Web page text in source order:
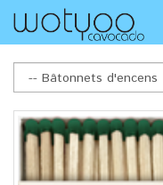
contenu
principal
Bâtonnets
d'encens